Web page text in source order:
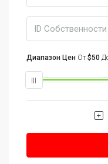
Диапазон Цен От$50